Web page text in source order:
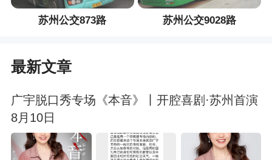
苏州公交873路 苏州公交9028路
最新文章
广宇脱口秀专场《本音》丨开腔喜剧·苏州首演
8月10日